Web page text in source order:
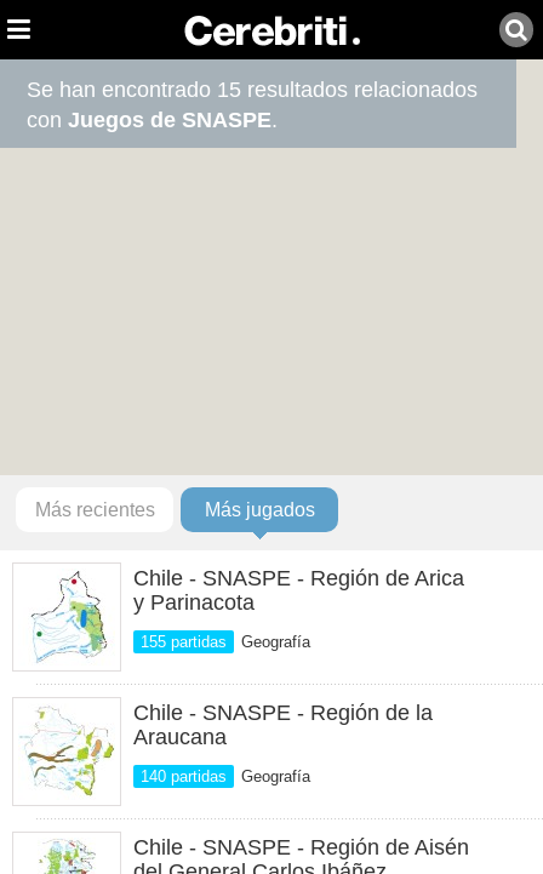
Se han encontrado 15 resultados relacionados
conJuegos de SNASPE.
Más recientes Más jugados
Chile - SNASPE - Región de Arica
y Parinacota
155 partidas Geografía
Chile - SNASPE - Región de la
Araucana
140 partidas Geografía
Chile - SNASPE - Región de Aisén